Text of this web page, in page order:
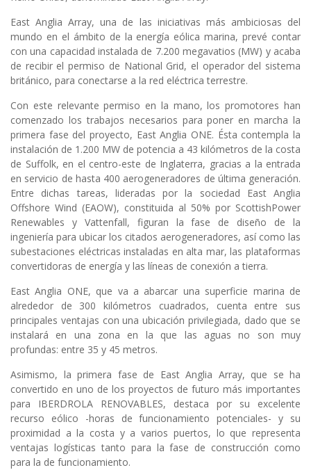
East Anglia Array, una de las iniciativas más ambiciosas del
mundo en el ámbito de la energía eólica marina, prevé contar
con una capacidad instalada de 7.200 megavatios (MW) y acaba
de recibir el permiso de National Grid, el operador del sistema
británico, para conectarse a la red eléctrica terrestre.
Con este relevante permiso en la mano, los promotores han
comenzado los trabajos necesarios para poner en marcha la
primera fase del proyecto, East Anglia ONE. Ésta contempla la
instalación de 1.200 MW de potencia a 43 kilómetros de la costa
de Suffolk, en el centro-este de Inglaterra, gracias a la entrada
en servicio de hasta 400 aerogeneradores de última generación.
Entre dichas tareas, lideradas por la sociedad East Anglia
Offshore Wind (EAOW), constituida al 50% por ScottishPower
Renewables y Vattenfall, figuran la fase de diseño de la
ingeniería para ubicar los citados aerogeneradores, así como las
subestaciones eléctricas instaladas en alta mar, las plataformas
convertidoras de energía y las líneas de conexión a tierra.
East Anglia ONE, que va a abarcar una superficie marina de
alrededor de 300 kilómetros cuadrados, cuenta entre sus
principales ventajas con una ubicación privilegiada, dado que se
instalará en una zona en la que las aguas no son muy
profundas: entre 35 y 45 metros.
Asimismo, la primera fase de East Anglia Array, que se ha
convertido en uno de los proyectos de futuro más importantes
para IBERDROLA RENOVABLES, destaca por su excelente
recurso eólico -horas de funcionamiento potenciales- y su
proximidad a la costa y a varios puertos, lo que representa
ventajas logísticas tanto para la fase de construcción como
para la de funcionamiento.